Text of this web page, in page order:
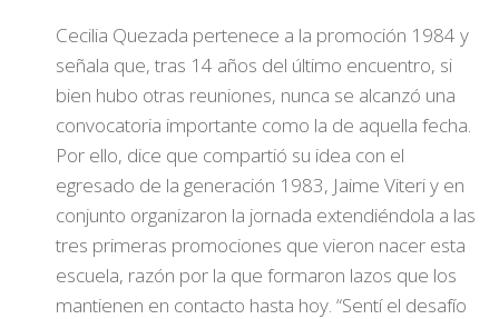
Cecilia Quezada pertenece a la promoción 1984 y
señala que, tras 14 años del último encuentro, si
bien hubo otras reuniones, nunca se alcanzó una
convocatoria importante como la de aquella fecha.
Por ello, dice que compartió su idea con el
egresado de la generación 1983, Jaime Viteri y en
conjunto organizaron la jornada extendiéndola a las
tres primeras promociones que vieron nacer esta
escuela, razón por la que formaron lazos que los
mantienen en contacto hasta hoy. “Sentí el desafío